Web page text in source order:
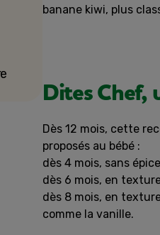
banane kiwi, plus
Dites Chef,
Dès 12 mois, cette
proposés au bébé :
dès 4 mois, sans
dès 6 mois, en
dès 8 mois, en
comme la vanille.